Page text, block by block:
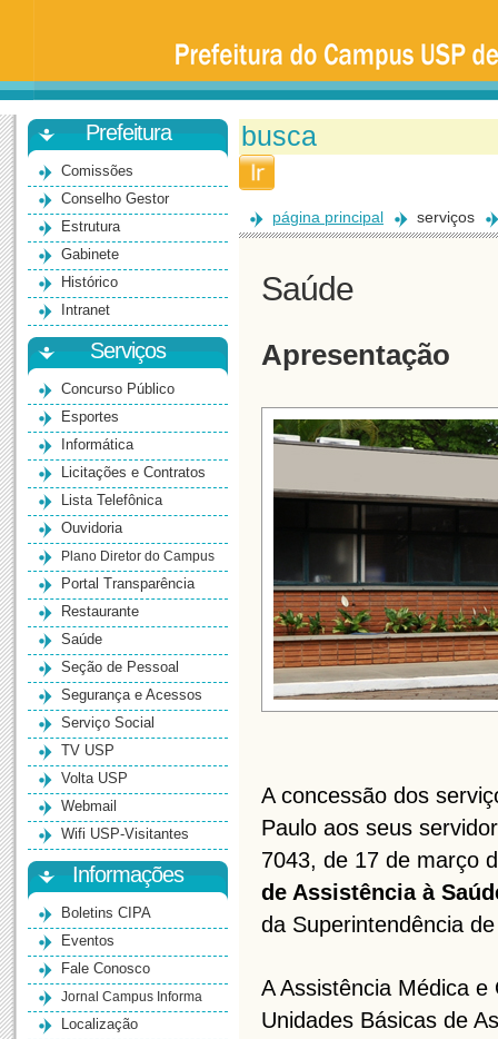
Universidade
São
Paulo
-
BauruPrefeitura
Comissões
Conselho Gestor
Estrutura
Gabinete
Histórico
Intranet
Serviços
Concurso Público
Esportes
Informática
Licitações e Contratos
Lista Telefônica
Ouvidoria
Plano Diretor do Campus
Portal Transparência
Restaurante
Saúde
Seção de Pessoal
Segurança e Acessos
Serviço Social
TV USP
Volta USP
Webmail
Wifi USP-Visitantes
Informações
Boletins CIPA
Eventos
Fale Conosco
Jornal Campus Informa
Localização
página principal serviços
Saúde
Apresentação
A concessão dos
Paulo aos seus
7043, de 17 de março
de Assistência à
da Superintendência
A Assistência Médica
Unidades Básicas de